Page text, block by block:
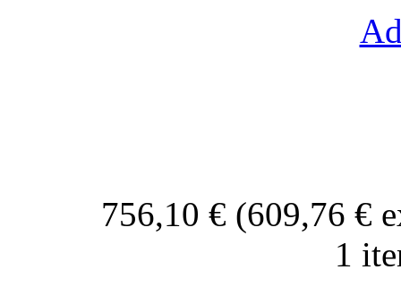
756,10 € (609,76 €
1